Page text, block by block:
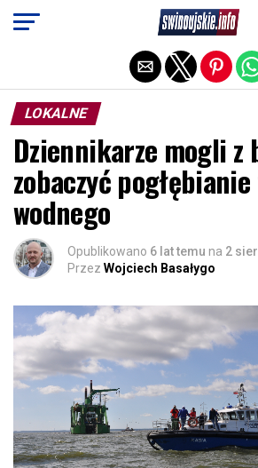
LOKALNE
Dziennikarze mogli z
zobaczyć
wodnego
Opublikowano 6 lat temu na 2
Przez Wojciech Basałygo
Exit mobile version